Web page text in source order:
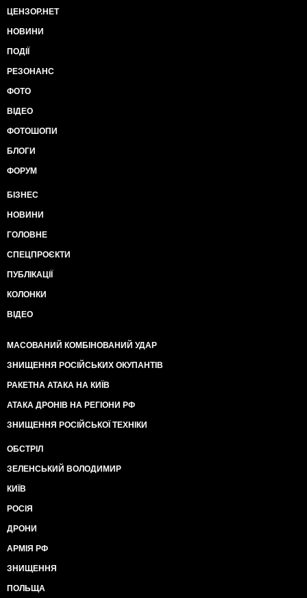
ЦЕНЗОР.НЕТ
НОВИНИ
ПОДІЇ
РЕЗОНАНС
ФОТО
ВІДЕО
ФОТОШОПИ
БЛОГИ
ФОРУМ
БІЗНЕС
НОВИНИ
ГОЛОВНЕ
СПЕЦПРОЄКТИ
ПУБЛІКАЦІЇ
КОЛОНКИ
ВІДЕО
МАСОВАНИЙ КОМБІНОВАНИЙ УДАР
ЗНИЩЕННЯ РОСІЙСЬКИХ ОКУПАНТІВ
РАКЕТНА АТАКА НА КИЇВ
АТАКА ДРОНІВ НА РЕГІОНИ РФ
ЗНИЩЕННЯ РОСІЙСЬКОЇ ТЕХНІКИ
ОБСТРІЛ
ЗЕЛЕНСЬКИЙ ВОЛОДИМИР
КИЇВ
РОСІЯ
ДРОНИ
АРМІЯ РФ
ЗНИЩЕННЯ
ПОЛЬЩА